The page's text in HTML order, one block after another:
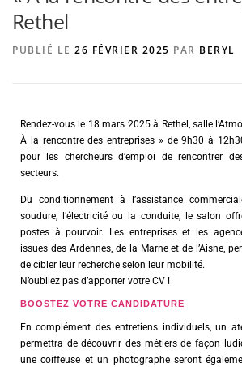
AGENCE DE PUBLICITÉ
Rethel
PUBLIÉ LE 26 FÉVRIER 2025 PAR BERYL
Rendez-vous le 18 mars 2025 à Rethel, salle
À la rencontre des entreprises » de 9h30 à
pour les chercheurs d’emploi de rencontrer
secteurs.
Du conditionnement à l’assistance
soudure, l’électricité ou la conduite, le salon
postes à pourvoir. Les entreprises et les
issues des Ardennes, de la Marne et de l’Aisne,
de cibler leur recherche selon leur mobilité.
N’oubliez pas d’apporter votre CV !
BOOSTEZ VOTRE CANDIDATURE
En complément des entretiens individuels, un
permettra de découvrir des métiers de façon
une coiffeuse et un photographe seront